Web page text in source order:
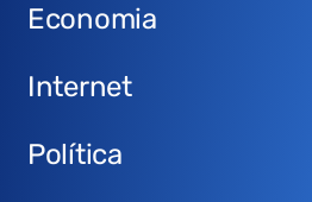
Economia
Internet
Política